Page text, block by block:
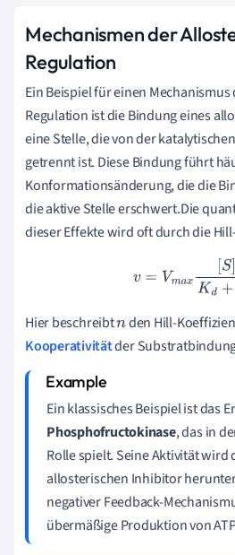
Mechanismen der
Regulation
Ein Beispiel für einen
Regulation ist die Bindung eines
eine Stelle, die von der
getrennt ist. Diese Bindung führt
Konformationsänderung, die die
die aktive Stelle erschwert.Die
dieser Effekte wird oft durch die
v=Vma d+
Hier beschreibtn den Hill-
Kooperativitätder
Ein klassisches Beispiel ist das
Phosphofructokinase, das in
Rolle spielt. Seine Aktivität wird
allosterischen Inhibitor
negativer Feedback-
übermäßige Produktion von